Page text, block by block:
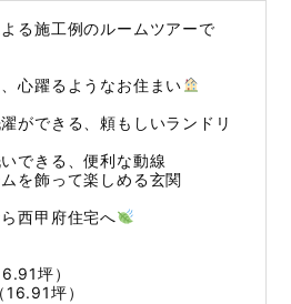
る施工例のルームツアーで
心躍るようなお住まい
ができる、頼もしいランドリ
できる、便利な動線
を飾って楽しめる玄関
西甲府住宅へ
坪）
坪）